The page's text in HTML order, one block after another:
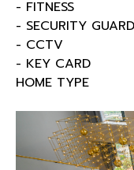
- FITNESS
- SECURITY GUARD
- CCTV
- KEY CARD
HOME TYPE